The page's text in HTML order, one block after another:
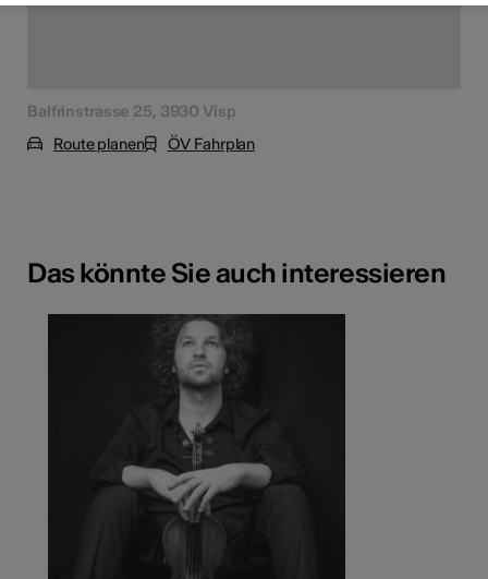
Balfrinstrasse 25, 3930 Visp
Route planen
ÖV Fahrplan
Das könnte Sie auch interessieren